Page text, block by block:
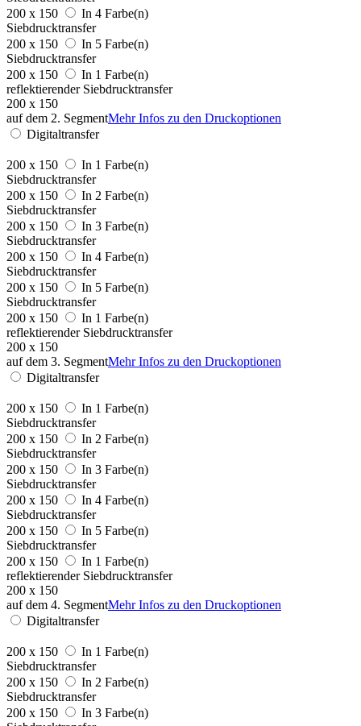
200 x 150
In 4 Farbe(n)
Siebdrucktransfer
200 x 150
In 5 Farbe(n)
Siebdrucktransfer
200 x 150
In 1 Farbe(n)
reflektierender Siebdrucktransfer
200 x 150
auf dem 2. SegmentMehr Infos zu den Druckoptionen
Digitaltransfer
200 x 150
In 1 Farbe(n)
Siebdrucktransfer
200 x 150
In 2 Farbe(n)
Siebdrucktransfer
200 x 150
In 3 Farbe(n)
Siebdrucktransfer
200 x 150
In 4 Farbe(n)
Siebdrucktransfer
200 x 150
In 5 Farbe(n)
Siebdrucktransfer
200 x 150
In 1 Farbe(n)
reflektierender Siebdrucktransfer
200 x 150
auf dem 3. SegmentMehr Infos zu den Druckoptionen
Digitaltransfer
200 x 150
In 1 Farbe(n)
Siebdrucktransfer
200 x 150
In 2 Farbe(n)
Siebdrucktransfer
200 x 150
In 3 Farbe(n)
Siebdrucktransfer
200 x 150
In 4 Farbe(n)
Siebdrucktransfer
200 x 150
In 5 Farbe(n)
Siebdrucktransfer
200 x 150
In 1 Farbe(n)
reflektierender Siebdrucktransfer
200 x 150
auf dem 4. SegmentMehr Infos zu den Druckoptionen
Digitaltransfer
200 x 150
In 1 Farbe(n)
Siebdrucktransfer
200 x 150
In 2 Farbe(n)
Siebdrucktransfer
200 x 150
In 3 Farbe(n)